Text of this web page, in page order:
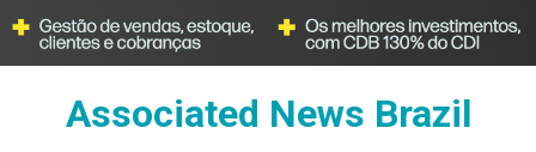
Associated News Brazil